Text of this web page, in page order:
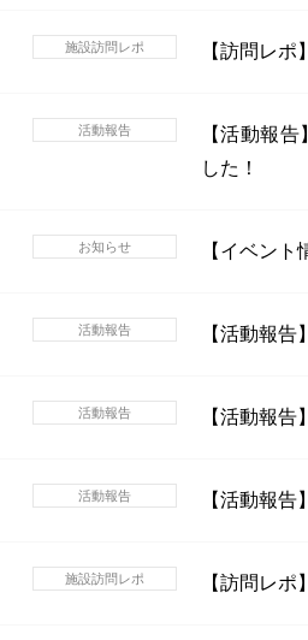
施設訪問レポ 【訪問レ
活動報告
【活動報
した！
お知らせ 【イベン
活動報告 【活動報告
活動報告 【活動報告
活動報告 【活動報
施設訪問レポ 【訪問レ